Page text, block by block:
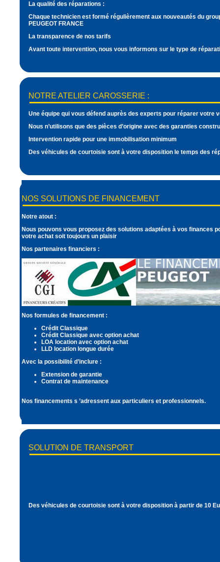
La qualité des réparations :
Chaque technicien est formé régulièrement aux nouveautés du
PEUGEOT FRANCE
La transparence de nos tarifs
Avant toute intervention, nous vous informons sur le type de
NOTRE ATELIER CAROSSERIE :
Une équipe qui vous défend auprès des experts pour réparer votre
Nous n’utilisons que des pièces d’origine avec des garanties
Intervention rapide pour une immobilisation minimum
Des véhicules de courtoisie sont à votre disposition le temps des
NOS SOLUTIONS DE FINANCEMENT
Notre atout :
Nous pouvons vous proposez des solutions adaptées à vos finances
votre achat soit toujours un plaisir
Nos partenaires financiers :
Nos formules de financement :
Crédit Classique
Crédit Classique avec option achat
LOA location avec option achat
LLD location longue durée
Avec la possibilité d’inclure :
Extension de garantie
Contrat de maintenance
Nos financements s ’adressent aux particuliers et professionnels.
SOLUTION DE TRANSPORT
Des véhicules de courtoisie sont à votre disposition à partir de 10